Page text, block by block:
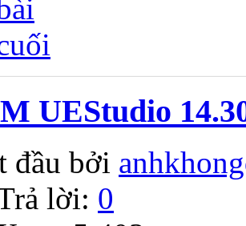
UEStudio
đầu bởi
lời: 0